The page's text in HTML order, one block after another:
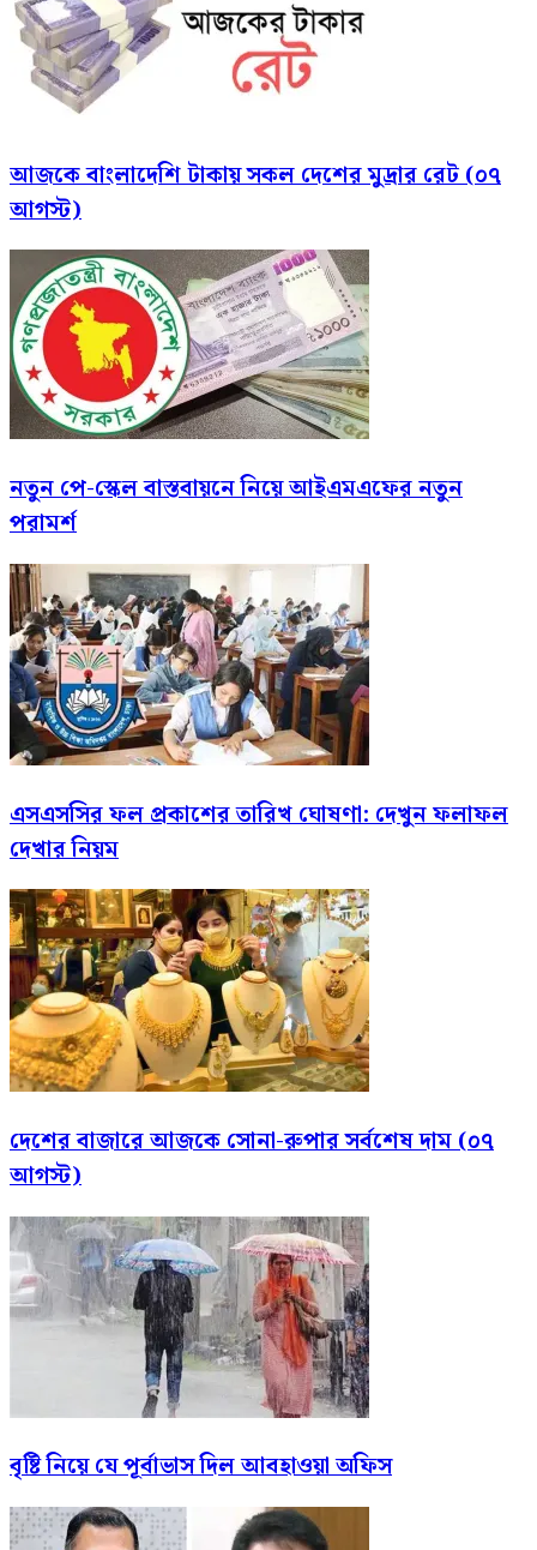
আজকে বাংলাদেশি টাকায় সকল দেশের মুদ্রার রেট (০৭
আগস্ট)
নতুন পে-স্কেল বাস্তবায়নে নিয়ে আইএমএফের নতুন
পরামর্শ
এসএসসির ফল প্রকাশের তারিখ ঘোষণা: দেখুন ফলাফল
দেখার নিয়ম
দেশের বাজারে আজকে সোনা-রুপার সর্বশেষ দাম (০৭
আগস্ট)
বৃষ্টি নিয়ে যে পূর্বাভাস দিল আবহাওয়া অফিস